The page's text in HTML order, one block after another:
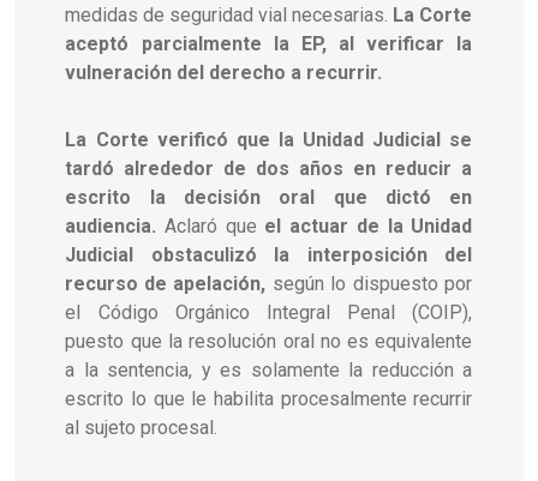
medidas de seguridad vial necesarias. La Corte
aceptó parcialmente la EP, al verificar la
vulneración del derecho a recurrir.
La Corte verificó que la Unidad Judicial se
tardó alrededor de dos años en reducir a
escrito la decisión oral que dictó en
audiencia. Aclaró que el actuar de la Unidad
Judicial obstaculizó la interposición del
recurso de apelación, según lo dispuesto por
el Código Orgánico Integral Penal (COIP),
puesto que la resolución oral no es equivalente
a la sentencia, y es solamente la reducción a
escrito lo que le habilita procesalmente recurrir
al sujeto procesal.